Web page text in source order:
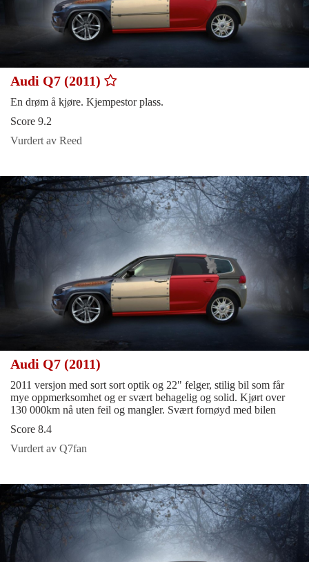
Audi Q7 (2011)
En drøm å kjøre. Kjempestor plass.
Score 9.2
Vurdert av Reed
Audi Q7 (2011)
2011 versjon med sort sort optik og 22" felger, stilig bil som får
mye oppmerksomhet og er svært behagelig og solid. Kjørt over
130 000km nå uten feil og mangler. Svært fornøyd med bilen
Score 8.4
Vurdert av Q7fan